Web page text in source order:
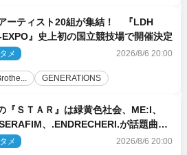
ーティスト20組が集結！ 『LDH
』史上初の国立競技場で開催決定
メ 2026/8/6 20:00
GENERATIONS
『ＳＴＡＲ』は緑黄色社会、ME:I、
、.ENDRECHERI.が話題曲を
ーマンス！
メ 2026/8/6 20:00